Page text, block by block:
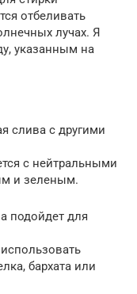
отбеливать
лучах. Я
указанным на
слива с другими
с нейтральными
и зеленым.
подойдет для
бархата или